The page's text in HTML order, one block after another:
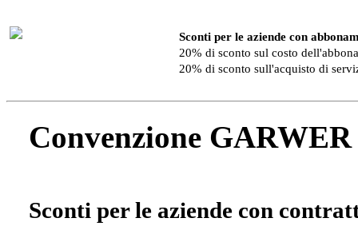
Sconti per le aziende con
20% di sconto sul costo
20% di sconto sull'acquisto di
Convenzione
Sconti per le aziende con